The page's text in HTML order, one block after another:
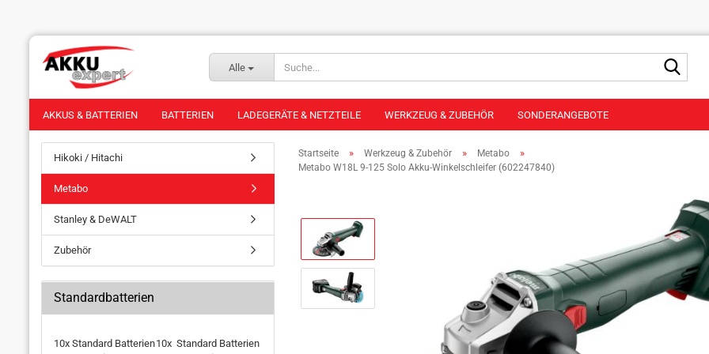
Alle
AKKUS & BATTERIEN BATTERIEN LADEGERÄTE & NETZTEILE WERKZEUG & ZUBEHÖR SONDERANGEBOTE
Startseite » Werkzeug & Zubehör » Metabo »
Metabo W18L 9-125 Solo Akku-Winkelschleifer (602247840)
Hikoki / Hitachi
Metabo
Stanley & DeWALT
Zubehör
Standardbatterien
10x Standard Batterien10x Standard Batterien